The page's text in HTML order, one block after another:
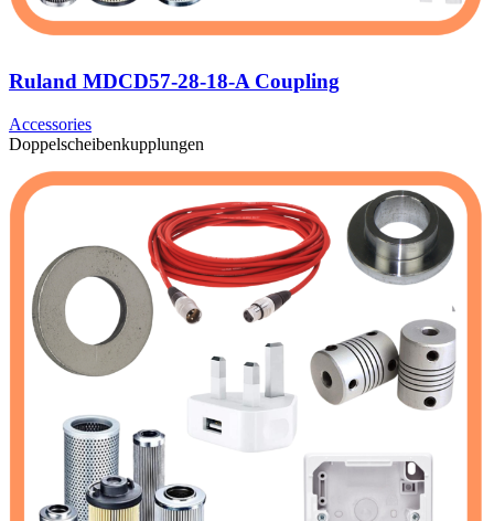
Ruland MDCD57-28-18-A Coupling
Accessories
Doppelscheibenkupplungen